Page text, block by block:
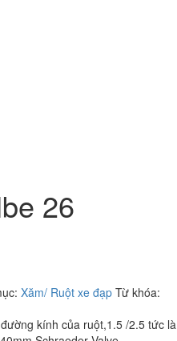
26
Xăm/ Ruột xe đạp Từ khóa:
kính của ruột,1.5 /2.5 tức là